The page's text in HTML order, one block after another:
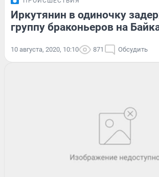
Иркутянин в одиночку
группу браконьеров на
10 августа, 2020, 10:10 871 Обсудить